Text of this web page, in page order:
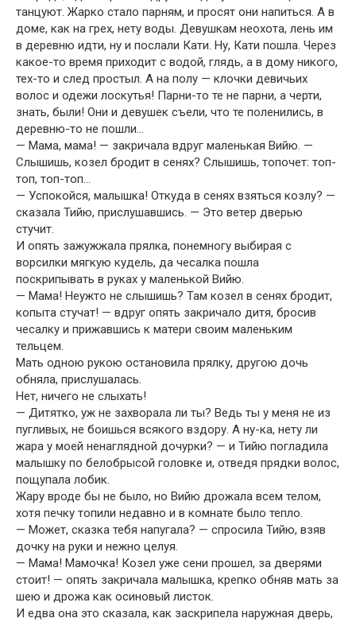
танцуют. Жарко стало парням, и просят они напиться. А в
доме, как на грех, нету воды. Девушкам неохота, лень им
в деревню идти, ну и послали Кати. Ну, Кати пошла. Через
какое-то время приходит с водой, глядь, а в дому никого,
тех-то и след простыл. А на полу — клочки девичьих
волос и одежи лоскутья! Парни-то те не парни, а черти,
знать, были! Они и девушек съели, что те поленились, в
деревню-то не пошли…
— Мама, мама! — закричала вдруг маленькая Вийю. —
Слышишь, козел бродит в сенях? Слышишь, топочет: топ-
топ, топ-топ…
— Успокойся, малышка! Откуда в сенях взяться козлу? —
сказала Тийю, прислушавшись. — Это ветер дверью
стучит.
И опять зажужжала прялка, понемногу выбирая с
ворсилки мягкую кудель, да чесалка пошла
поскрипывать в руках у маленькой Вийю.
— Мама! Неужто не слышишь? Там козел в сенях бродит,
копыта стучат! — вдруг опять закричало дитя, бросив
чесалку и прижавшись к матери своим маленьким
тельцем.
Мать одною рукою остановила прялку, другою дочь
обняла, прислушалась.
Нет, ничего не слыхать!
— Дитятко, уж не захворала ли ты? Ведь ты у меня не из
пугливых, не боишься всякого вздору. А ну-ка, нету ли
жара у моей ненаглядной дочурки? — и Тийю погладила
малышку по белобрысой головке и, отведя прядки волос,
пощупала лобик.
Жару вроде бы не было, но Вийю дрожала всем телом,
хотя печку топили недавно и в комнате было тепло.
— Может, сказка тебя напугала? — спросила Тийю, взяв
дочку на руки и нежно целуя.
— Мама! Мамочка! Козел уже сени прошел, за дверями
стоит! — опять закричала малышка, крепко обняв мать за
шею и дрожа как осиновый листок.
И едва она это сказала, как заскрипела наружная дверь,